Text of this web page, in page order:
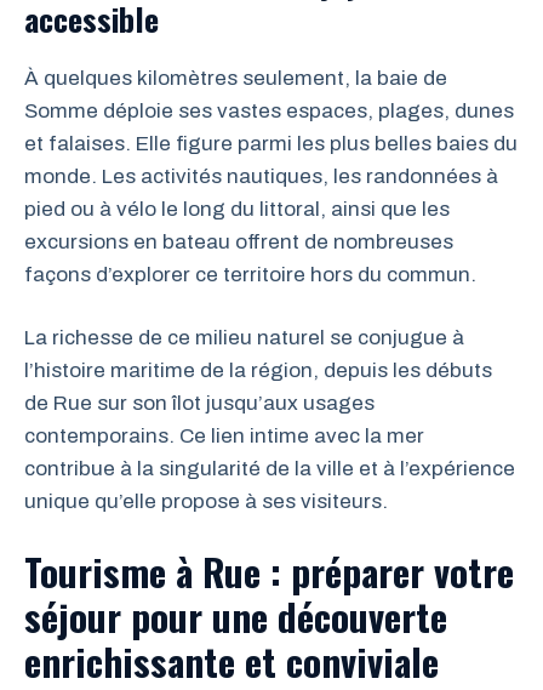
accessible
À quelques kilomètres seulement, la baie de
Somme déploie ses vastes espaces, plages, dunes
et falaises. Elle figure parmi les plus belles baies du
monde. Les activités nautiques, les randonnées à
pied ou à vélo le long du littoral, ainsi que les
excursions en bateau offrent de nombreuses
façons d’explorer ce territoire hors du commun.
La richesse de ce milieu naturel se conjugue à
l’histoire maritime de la région, depuis les débuts
de Rue sur son îlot jusqu’aux usages
contemporains. Ce lien intime avec la mer
contribue à la singularité de la ville et à l’expérience
unique qu’elle propose à ses visiteurs.
Tourisme à Rue : préparer votre
séjour pour une découverte
enrichissante et conviviale